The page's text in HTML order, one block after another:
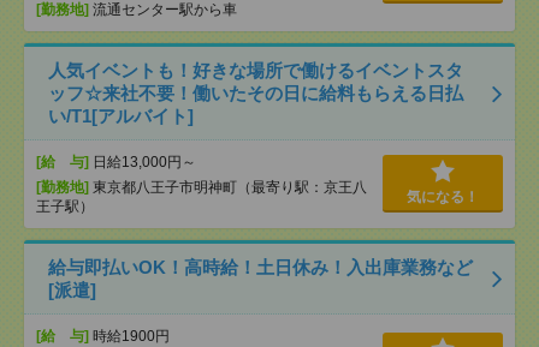
[勤務地] 流通センター駅から車
人気イベントも！好きな場所で働けるイベントスタ
ッフ☆来社不要！働いたその日に給料もらえる日払
い/T1[アルバイト]
[給 与] 日給13,000円～
[勤務地] 東京都八王子市明神町（最寄り駅：京王八
王子駅）
気になる！
給与即払いOK！高時給！土日休み！入出庫業務など
[派遣]
[給 与] 時給1900円